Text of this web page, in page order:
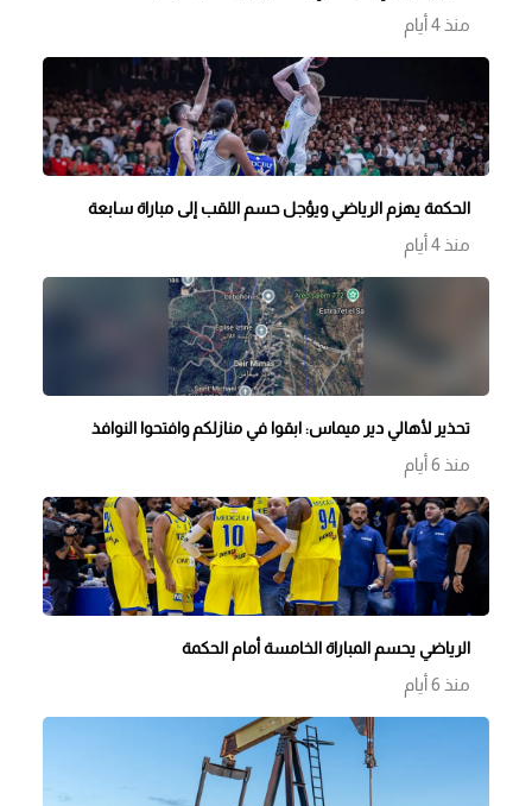
منذ 4 أيام
الحكمة يهزم الرياضي ويؤجل حسم اللقب إلى مباراة سابعة
منذ 4 أيام
تحذير لأهالي دير ميماس: ابقوا في منازلكم وافتحوا النوافذ
منذ 6 أيام
الرياضي يحسم المباراة الخامسة أمام الحكمة
منذ 6 أيام